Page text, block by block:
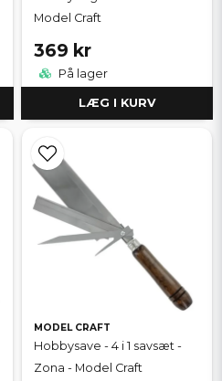
Model Craft
369 kr
På lager
LÆG I KURV
MODEL CRAFT
Hobbysave - 4 i 1 savsæt -
Zona - Model Craft